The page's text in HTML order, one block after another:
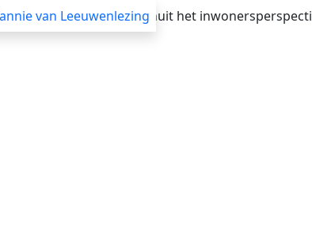
van Leeuwenlezing
overheid adviseren vanuit het